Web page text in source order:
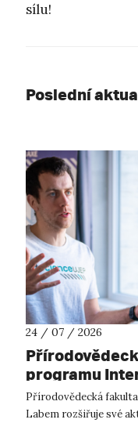
sílu!
Poslední
24 / 07 / 2026
programu
přeshraniční
partnery
Přírodovědecká
Labem rozšiřuje své